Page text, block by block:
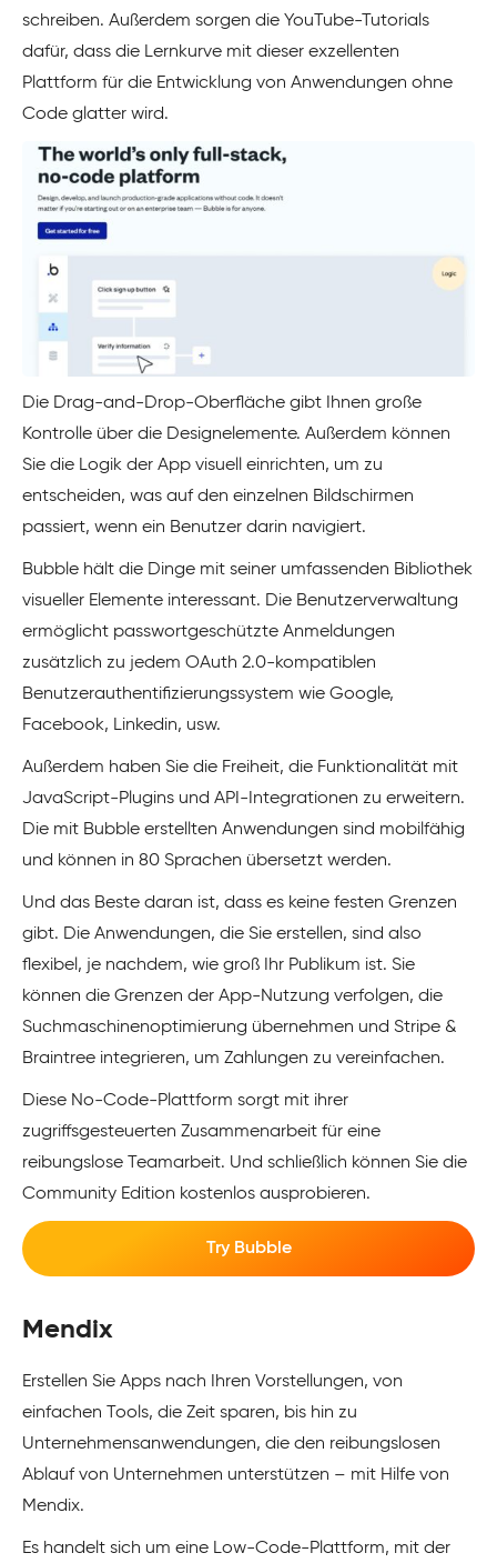
schreiben. Außerdem sorgen die YouTube-Tutorials
dafür, dass die Lernkurve mit dieser exzellenten
Plattform für die Entwicklung von Anwendungen ohne
Code glatter wird.
Die Drag-and-Drop-Oberfläche gibt Ihnen große
Kontrolle über die Designelemente. Außerdem können
Sie die Logik der App visuell einrichten, um zu
entscheiden, was auf den einzelnen Bildschirmen
passiert, wenn ein Benutzer darin navigiert.
Bubble hält die Dinge mit seiner umfassenden Bibliothek
visueller Elemente interessant. Die Benutzerverwaltung
ermöglicht passwortgeschützte Anmeldungen
zusätzlich zu jedem OAuth 2.0-kompatiblen
Benutzerauthentifizierungssystem wie Google,
Facebook, Linkedin, usw.
Außerdem haben Sie die Freiheit, die Funktionalität mit
JavaScript-Plugins und API-Integrationen zu erweitern.
Die mit Bubble erstellten Anwendungen sind mobilfähig
und können in 80 Sprachen übersetzt werden.
Und das Beste daran ist, dass es keine festen Grenzen
gibt. Die Anwendungen, die Sie erstellen, sind also
flexibel, je nachdem, wie groß Ihr Publikum ist. Sie
können die Grenzen der App-Nutzung verfolgen, die
Suchmaschinenoptimierung übernehmen und Stripe &
Braintree integrieren, um Zahlungen zu vereinfachen.
Diese No-Code-Plattform sorgt mit ihrer
zugriffsgesteuerten Zusammenarbeit für eine
reibungslose Teamarbeit. Und schließlich können Sie die
Community Edition kostenlos ausprobieren.
Try Bubble
Mendix
Erstellen Sie Apps nach Ihren Vorstellungen, von
einfachen Tools, die Zeit sparen, bis hin zu
Unternehmensanwendungen, die den reibungslosen
Ablauf von Unternehmen unterstützen – mit Hilfe von
Mendix.
Es handelt sich um eine Low-Code-Plattform, mit der